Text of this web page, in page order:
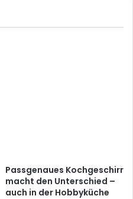
Passgenaues Kochgeschirr
macht den Unterschied –
auch in der Hobbyküche